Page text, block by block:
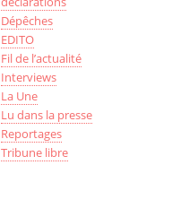
Dépêches
EDITO
Fil de l’actualité
Interviews
La Une
Lu dans la presse
Reportages
Tribune libre